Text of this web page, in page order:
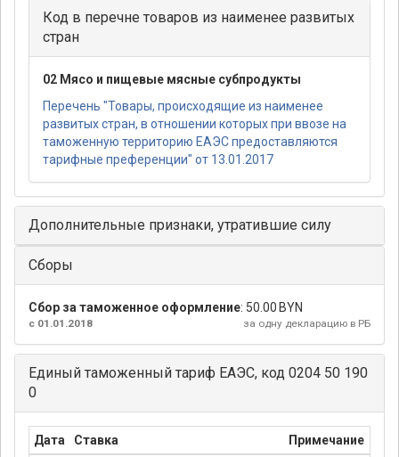
Код в перечне товаров из наименее развитых
стран
02 Мясо и пищевые мясные субпродукты
Перечень "Товары, происходящие из наименее
развитых стран, в отношении которых при ввозе на
таможенную территорию ЕАЭС предоставляются
тарифные преференции" от 13.01.2017
Дополнительные признаки, утратившие силу
Сборы
Сбор за таможенное оформление: 50.00 BYN
за одну декларацию в РБ
с 01.01.2018
Единый таможенный тариф ЕАЭС, код 0204 50 190
0
Дата Ставка
Примечание